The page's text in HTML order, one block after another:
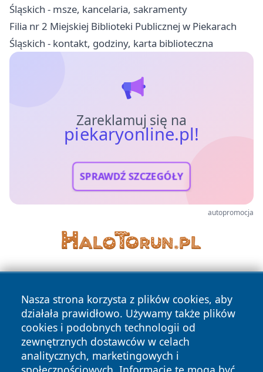
Śląskich - msze, kancelaria, sakramenty
Filia nr 2 Miejskiej Biblioteki Publicznej w Piekarach
Śląskich - kontakt, godziny, karta biblioteczna
Zareklamuj się na
piekaryonline.pl!
SPRAWDŹ SZCZEGÓŁY
autopromocja
Nasza strona korzysta z plików cookies, aby
działała prawidłowo. Używamy także plików
cookies i podobnych technologii od
zewnętrznych dostawców w celach
analitycznych, marketingowych i
Copyright © 2026 piekaryonline.pl Wszystkie prawa
zastrzeżone.